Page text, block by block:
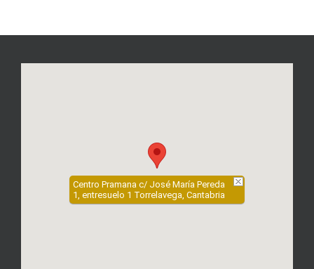
Centro Pramana c/ José María Pereda
1, entresuelo 1 Torrelavega, Cantabria